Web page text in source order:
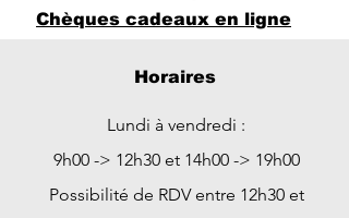
Chèques cadeaux en ligne
Horaires
Lundi à vendredi :
9h00 -> 12h30 et 14h00 -> 19h00
Possibilité de RDV entre 12h30 et